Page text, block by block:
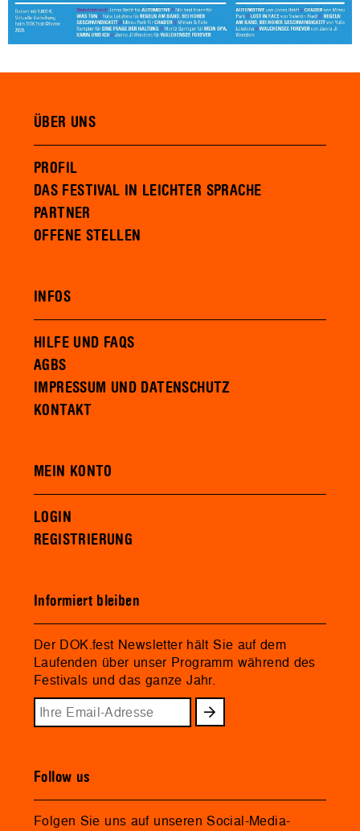
ÜBER UNS
PROFIL
DAS FESTIVAL IN LEICHTER SPRACHE
PARTNER
OFFENE STELLEN
INFOS
HILFE UND FAQS
AGBS
IMPRESSUM UND DATENSCHUTZ
KONTAKT
MEIN KONTO
LOGIN
REGISTRIERUNG
Informiert bleiben
Der DOK.fest Newsletter hält Sie auf dem
Laufenden über unser Programm während des
Festivals und das ganze Jahr.
Follow us
Folgen Sie uns auf unseren Social-Media-